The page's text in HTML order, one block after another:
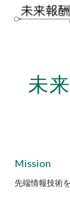
Skip to main
未
Mission
先端情報技術